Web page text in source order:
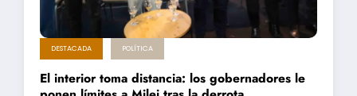
DESTACADA POLÍTICA
El interior toma distancia: los gobernadores le